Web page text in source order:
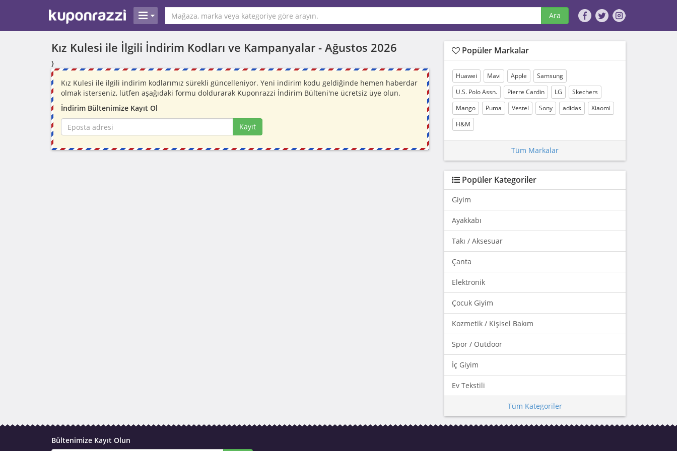
Ara
Kız Kulesi ile İlgili İndirim Kodları ve Kampanyalar - Ağustos 2026
}
Kız Kulesi ile ilgili indirim kodlarımız sürekli güncelleniyor. Yeni indirim kodu geldiğinde hemen haberdar
olmak isterseniz, lütfen aşağıdaki formu doldurarak Kuponrazzi İndirim Bülteni'ne ücretsiz üye olun.
İndirim Bültenimize Kayıt Ol
Kayıt
Popüler Markalar
Huawei Mavi Apple
Samsung
U.S. Polo Assn.
Pierre Cardin LG
Skechers
Mango
Puma Vestel Sony adidas
Xiaomi
H&M
Tüm Markalar
Popüler Kategoriler
Giyim
Ayakkabı
Takı / Aksesuar
Çanta
Elektronik
Çocuk Giyim
Kozmetik / Kişisel Bakım
Spor / Outdoor
İç Giyim
Ev Tekstili
Tüm Kategoriler
Bültenimize Kayıt Olun